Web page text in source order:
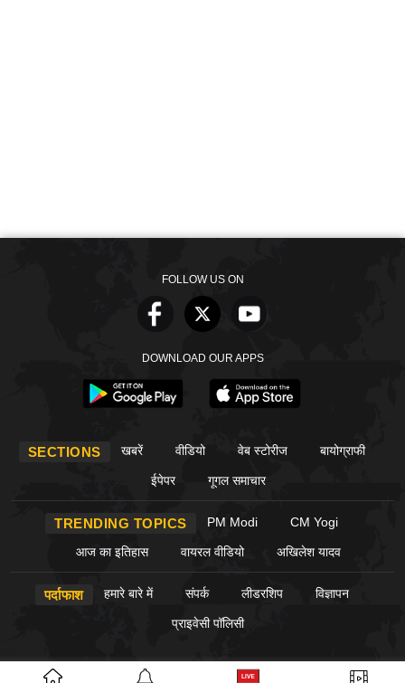
FOLLOW US ON
DOWNLOAD OUR APPS
SECTIONS खबरें वीडियो वेब स्टोरीज बायोग्राफी
ईपेपर गूगल समाचार
TRENDING TOPICS PM Modi CM Yogi
आज का इतिहास वायरल वीडियो अखिलेश यादव
पर्दाफाश हमारे बारे में संपर्क लीडरशिप विज्ञापन
प्राइवेसी पॉलिसी